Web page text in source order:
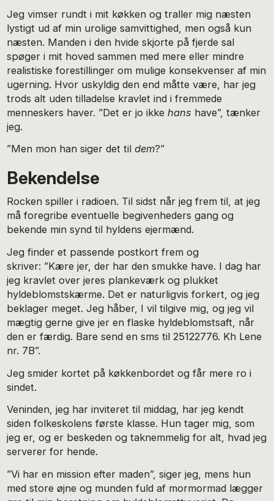
Jeg vimser rundt i mit køkken og traller mig næsten
lystigt ud af min urolige samvittighed, men også kun
næsten. Manden i den hvide skjorte på fjerde sal
spøger i mit hoved sammen med mere eller mindre
realistiske forestillinger om mulige konsekvenser af min
ugerning. Hvor uskyldig den end måtte være, har jeg
trods alt uden tilladelse kravlet ind i fremmede
menneskers haver. ”Det er jo ikke hans have”, tænker
jeg.
”Men mon han siger det tildem?”
Bekendelse
Rocken spiller i radioen. Til sidst når jeg frem til, at jeg
må foregribe eventuelle begivenheders gang og
bekende min synd til hyldens ejermænd.
Jeg finder et passende postkort frem og
skriver: ”Kære jer, der har den smukke have. I dag har
jeg kravlet over jeres plankeværk og plukket
hyldeblomstskærme. Det er naturligvis forkert, og jeg
beklager meget. Jeg håber, I vil tilgive mig, og jeg vil
mægtig gerne give jer en flaske hyldeblomstsaft, når
den er færdig. Bare send en sms til 25122776. Kh Lene
nr. 7B”.
Jeg smider kortet på køkkenbordet og får mere ro i
sindet.
Veninden, jeg har inviteret til middag, har jeg kendt
siden folkeskolens første klasse. Hun tager mig, som
jeg er, og er beskeden og taknemmelig for alt, hvad jeg
serverer for hende.
”Vi har en mission efter maden”, siger jeg, mens hun
med store øjne og munden fuld af mormormad lægger